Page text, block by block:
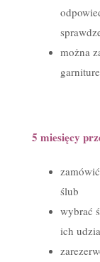
można
5 miesięcy
ślub
wybrać
ich